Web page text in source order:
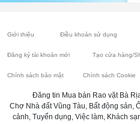
Giới thiệu Điều khoản sử dụng
Đăng ký tài khoản mới Tạo cửa hàng/
Chính sách bảo mật Chính sách Cookie
Đăng tin Mua bán Rao vặt Bà
Chợ Nhà đất Vũng Tàu, Bất động sản,
cảnh, Tuyển dụng, Việc làm, Khách